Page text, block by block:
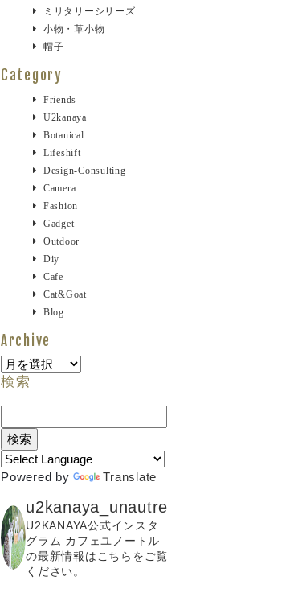
ミリタリーシリーズ
小物・革小物
帽子
Category
Friends
U2kanaya
Botanical
Lifeshift
Design-Consulting
Camera
Fashion
Gadget
Outdoor
Diy
Cafe
Cat&goat
Blog
Archive
Archive
検索
索:
Powered by Translate
u2kanaya_unautre
U2KANAYA公式インスタ
グラム カフェユノートル
の最新情報はこちらをご覧
ください。